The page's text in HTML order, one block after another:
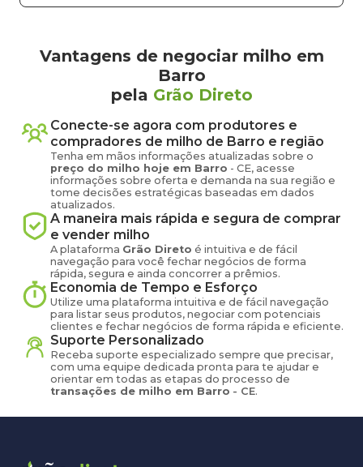
Vantagens de negociar milho em
Barro
pela Grão Direto
Conecte-se agora com produtores e
compradores de milho de Barro e região
Tenha em mãos informações atualizadas sobre o
preço do milho hoje em Barro - CE, acesse
informações sobre oferta e demanda na sua região e
tome decisões estratégicas baseadas em dados
atualizados.
A maneira mais rápida e segura de comprar
e vender milho
A plataforma Grão Direto é intuitiva e de fácil
navegação para você fechar negócios de forma
rápida, segura e ainda concorrer a prêmios.
Economia de Tempo e Esforço
Utilize uma plataforma intuitiva e de fácil navegação
para listar seus produtos, negociar com potenciais
clientes e fechar negócios de forma rápida e eficiente.
Suporte Personalizado
Receba suporte especializado sempre que precisar,
com uma equipe dedicada pronta para te ajudar e
orientar em todas as etapas do processo de
transações de milho em Barro - CE.